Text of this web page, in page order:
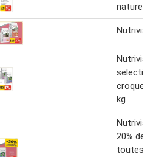
nature -
Nutrivia
Nutrivia
kg
Nutrivia
20% de
toutes